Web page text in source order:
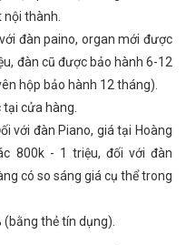
thành.
đàn paino, organ mới được
đàn cũ được bảo hành 6-12
hộp bảo hành 12 tháng).
cửa hàng.
với đàn Piano, giá tại Hoàng
800k - 1 triệu, đối với đàn
có so sáng giá cụ thể trong
thẻ tín dụng).